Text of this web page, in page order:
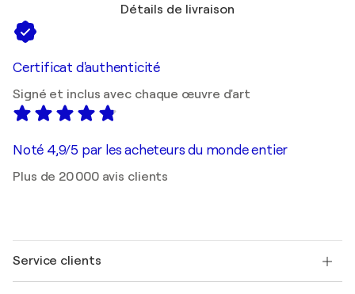
Détails de livraison
Certificat d'authenticité
Signé et inclus avec chaque œuvre d'art
Noté 4,9/5 par les acheteurs du monde entier
Plus de 20 000 avis clients
Service clients